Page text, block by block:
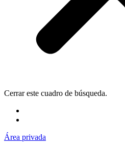
Cerrar este cuadro de búsqueda.
Área privada